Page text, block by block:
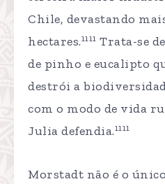
Chile, devastando
hectares.1111 Trata-se
de pinho e eucalipto
destrói a
com o modo de vida
Julia defendia.1111
Morstadt não é o